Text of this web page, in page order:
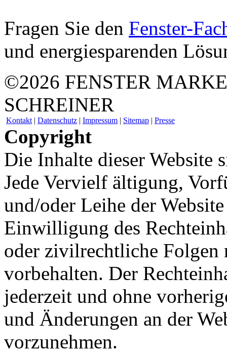
Fragen Sie den Fenster-
und energiesparenden
©2026 FENSTER
SCHREINER
Kontakt | Datenschutz | Impressum | Sitemap | Presse
Copyright
Die Inhalte dieser Website
Jede Vervielf ältigung,
und/oder Leihe der
Einwilligung des
oder zivilrechtliche Folgen
vorbehalten. Der
jederzeit und ohne
und Änderungen an der
vorzunehmen.